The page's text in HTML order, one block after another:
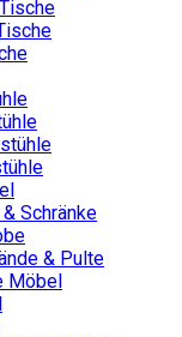
Schränke
& Pulte
Möbel